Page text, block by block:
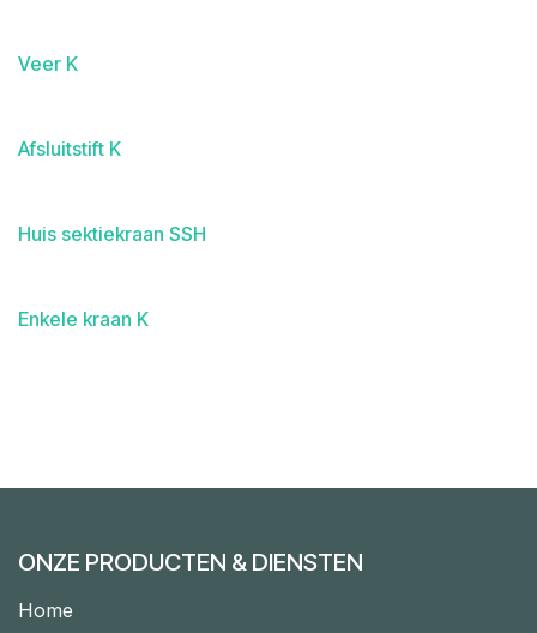
Veer K
Afsluitstift K
Huis sektiekraan SSH
Enkele kraan K
ONZE PRODUCTEN & DIENSTEN
Home